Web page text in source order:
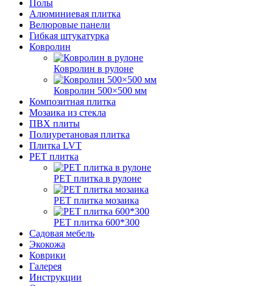
Полы
Алюминиевая плитка
Велюровые панели
Гибкая штукатурка
Ковролин
Ковролин в рулоне
Ковролин 500×500 мм
Композитная плитка
Мозаика из стекла
ПВХ плиты
Полиуретановая плитка
Плитка LVT
РЕТ плитка
РЕТ плитка в рулоне
РЕТ плитка мозаика
РЕТ плитка 600*300
Садовая мебель
Экокожа
Коврики
Галерея
Инструкции